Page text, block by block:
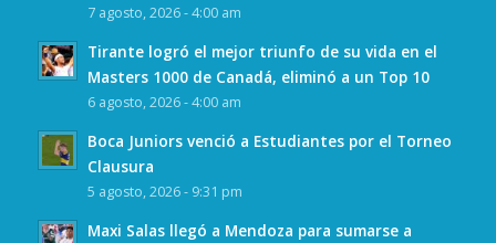
7 agosto, 2026 - 4:00 am
Tirante logró el mejor triunfo de su vida en el
Masters 1000 de Canadá, eliminó a un Top 10
6 agosto, 2026 - 4:00 am
Boca Juniors venció a Estudiantes por el Torneo
Clausura
5 agosto, 2026 - 9:31 pm
Maxi Salas llegó a Mendoza para sumarse a